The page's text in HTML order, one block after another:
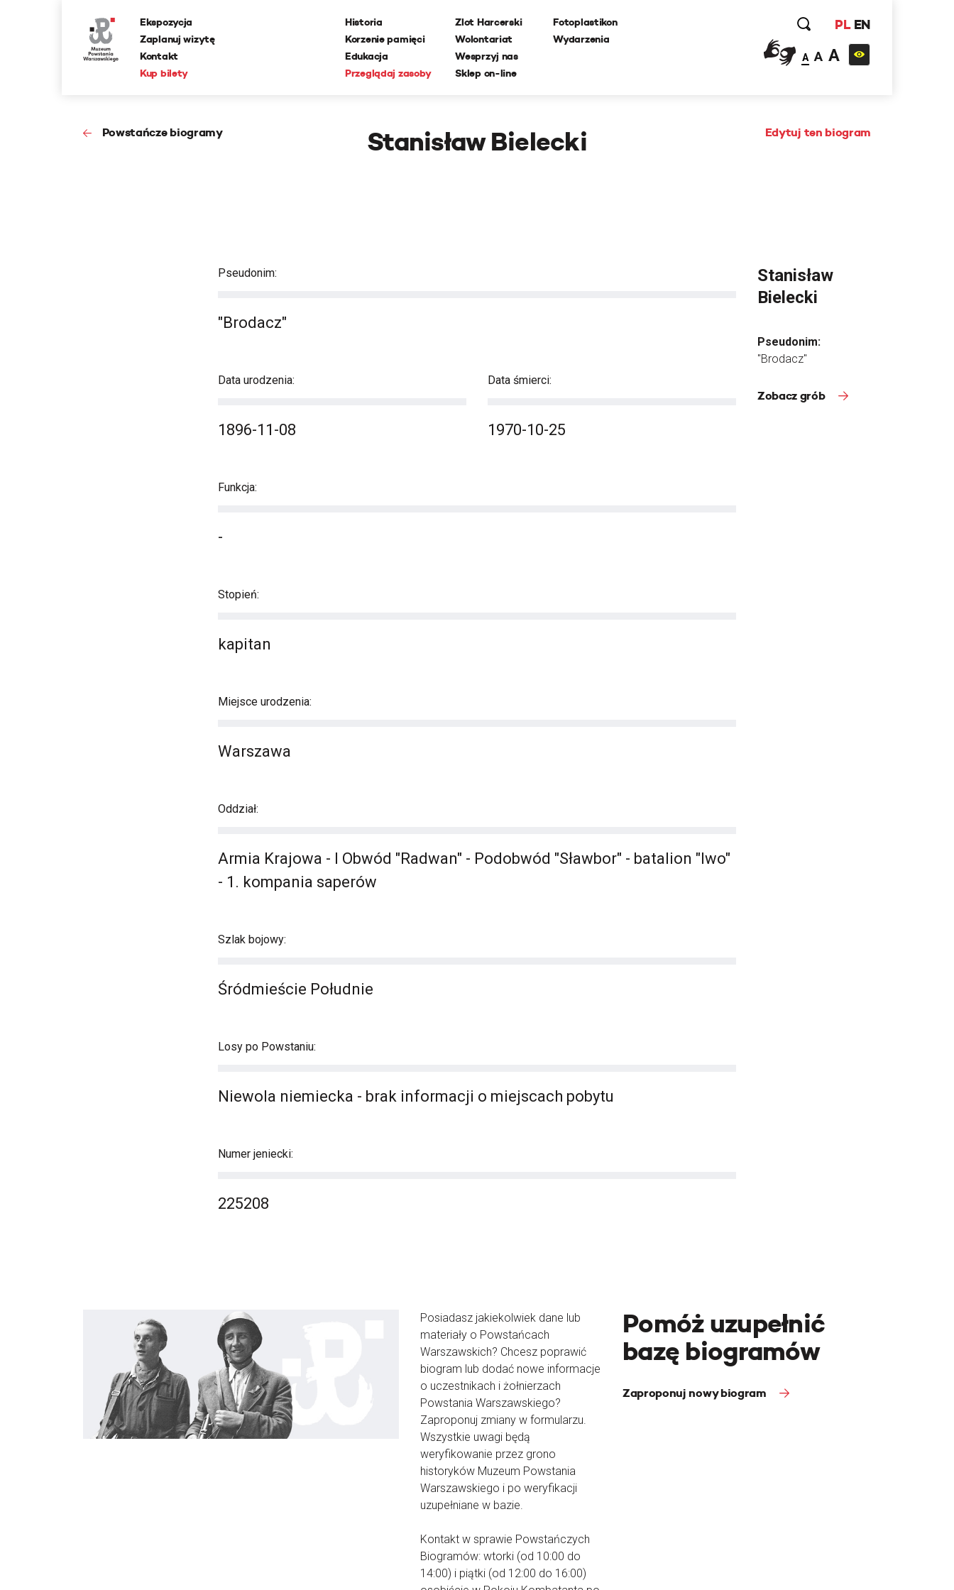
Ekspozycja
Zaplanuj wizytę
Kontakt
Kup bilety
Historia
Korzenie pamięci
Edukacja
Przeglądaj zasoby
Zlot Harcerski
Wolontariat
Wesprzyj nas
Sklep on-line
Fotoplastikon
Wydarzenia
PL EN
A A A
Powstańcze biogramy Edytuj ten biogram
Stanisław Bielecki
Pseudonim:
"Brodacz"
Data urodzenia:
1896-11-08
Data śmierci:
1970-10-25
Funkcja:
-
Stopień:
kapitan
Miejsce urodzenia:
Warszawa
Oddział:
Armia Krajowa - I Obwód "Radwan" - Podobwód "Sławbor" - batalion "Iwo"
- 1. kompania saperów
Szlak bojowy:
Śródmieście Południe
Losy po Powstaniu:
Niewola niemiecka - brak informacji o miejscach pobytu
Numer jeniecki:
225208
Stanisław
Bielecki
Pseudonim:
"Brodacz"
Zobacz grób
Posiadasz jakiekolwiek dane lub
materiały o Powstańcach
Warszawskich? Chcesz poprawić
biogram lub dodać nowe informacje
o uczestnikach i żołnierzach
Powstania Warszawskiego?
Zaproponuj zmiany w formularzu.
Wszystkie uwagi będą
weryfikowanie przez grono
historyków Muzeum Powstania
Warszawskiego i po weryfikacji
uzupełniane w bazie.
Kontakt w sprawie Powstańczych
Biogramów: wtorki (od 10:00 do
14:00) i piątki (od 12:00 do 16:00)
Pomóż uzupełnić
bazę biogramów
Zaproponuj nowy biogram